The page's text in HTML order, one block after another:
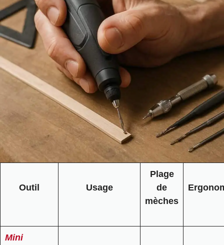
Outil Usage
Plage
de
mèches
Mini